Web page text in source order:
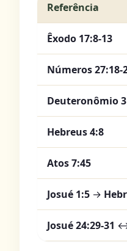
Referência
Êxodo 17:8-13
Números 27:18-
Deuteronômio
Hebreus 4:8
Atos 7:45
Josué 1:5→
Josué 24:29-31